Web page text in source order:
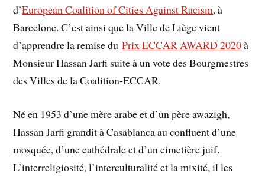
d’European Coalition of Cities Against Racism, à
Barcelone. C’est ainsi que la Ville de Liège vient
d’apprendre la remise duPrix ECCAR AWARD 2020à
Monsieur Hassan Jarfi suite à un vote des Bourgmestres
des Villes de la Coalition-ECCAR.
Né en 1953 d’une mère arabe et d’un père awazigh,
Hassan Jarfi grandit à Casablanca au confluent d’une
mosquée, d’une cathédrale et d’un cimetière juif.
L’interreligiosité, l’interculturalité et la mixité, il les